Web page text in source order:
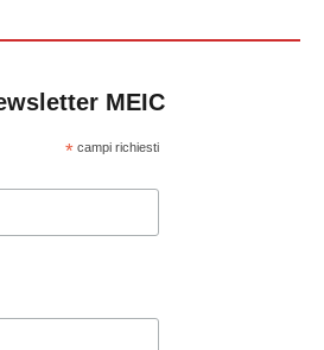
MEIC
*campi richiesti